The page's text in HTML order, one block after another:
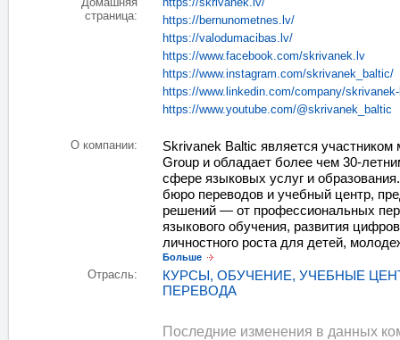
Домашняя
страница:
https://skrivanek.lv/
https://bernunometnes.lv/
https://valodumacibas.lv/
https://www.facebook.com/skrivanek.lv
https://www.instagram.com/skrivanek_baltic/
https://www.linkedin.com/company/
https://www.youtube.com/@skrivanek_baltic
О компании:
Skrivanek Baltic является
Group и обладает более чем 30-
сфере языковых услуг и
бюро переводов и учебный центр,
решений — от профессиональных
языкового обучения, развития
личностного роста для детей,
Больше
Отрасль:
КУРСЫ, ОБУЧЕНИЕ, УЧЕБНЫЕ
ПЕРЕВОДА
Последние изменения в данных